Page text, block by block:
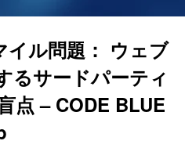
ル問題： ウェブ
るサードパーティ
点 – CODE BLUE